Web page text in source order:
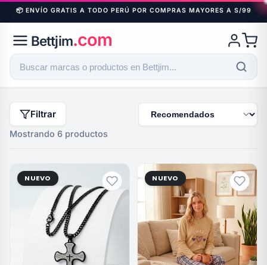
📦 ENVÍO GRATIS A TODO PERÚ POR COMPRAS MAYORES A S/99
Bettjim.com
Filtrar
Mostrando 6 productos
NUEVO NUEVO